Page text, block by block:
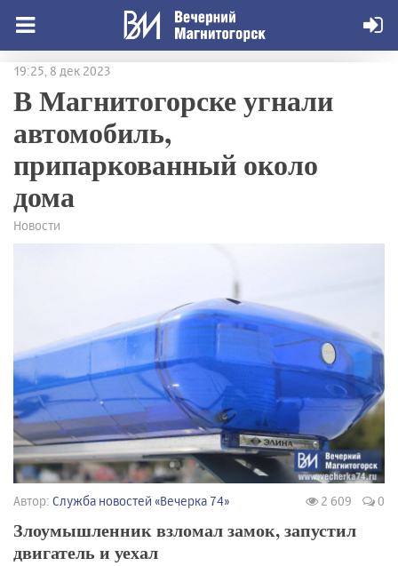
19:25, 8 дек 2023
В Магнитогорске угнали
автомобиль,
припаркованный около
дома
Новости
Автор: Служба новостей «Вечерка 74» 2 609 0
Злоумышленник взломал замок, запустил
двигатель и уехал